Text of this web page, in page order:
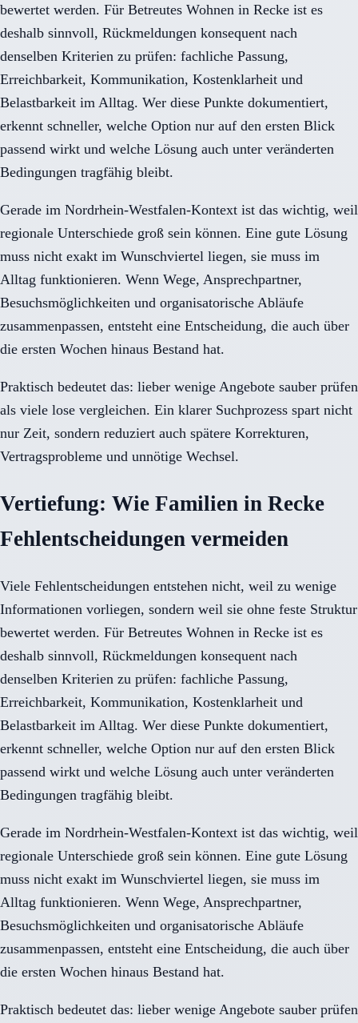
bewertet werden. Für Betreutes Wohnen in Recke ist es
deshalb sinnvoll, Rückmeldungen konsequent nach
denselben Kriterien zu prüfen: fachliche Passung,
Erreichbarkeit, Kommunikation, Kostenklarheit und
Belastbarkeit im Alltag. Wer diese Punkte dokumentiert,
erkennt schneller, welche Option nur auf den ersten Blick
passend wirkt und welche Lösung auch unter veränderten
Bedingungen tragfähig bleibt.
Gerade im Nordrhein-Westfalen-Kontext ist das wichtig, weil
regionale Unterschiede groß sein können. Eine gute Lösung
muss nicht exakt im Wunschviertel liegen, sie muss im
Alltag funktionieren. Wenn Wege, Ansprechpartner,
Besuchsmöglichkeiten und organisatorische Abläufe
zusammenpassen, entsteht eine Entscheidung, die auch über
die ersten Wochen hinaus Bestand hat.
Praktisch bedeutet das: lieber wenige Angebote sauber prüfen
als viele lose vergleichen. Ein klarer Suchprozess spart nicht
nur Zeit, sondern reduziert auch spätere Korrekturen,
Vertragsprobleme und unnötige Wechsel.
Vertiefung: Wie Familien in Recke
Fehlentscheidungen vermeiden
Viele Fehlentscheidungen entstehen nicht, weil zu wenige
Informationen vorliegen, sondern weil sie ohne feste Struktur
bewertet werden. Für Betreutes Wohnen in Recke ist es
deshalb sinnvoll, Rückmeldungen konsequent nach
denselben Kriterien zu prüfen: fachliche Passung,
Erreichbarkeit, Kommunikation, Kostenklarheit und
Belastbarkeit im Alltag. Wer diese Punkte dokumentiert,
erkennt schneller, welche Option nur auf den ersten Blick
passend wirkt und welche Lösung auch unter veränderten
Bedingungen tragfähig bleibt.
Gerade im Nordrhein-Westfalen-Kontext ist das wichtig, weil
regionale Unterschiede groß sein können. Eine gute Lösung
muss nicht exakt im Wunschviertel liegen, sie muss im
Alltag funktionieren. Wenn Wege, Ansprechpartner,
Besuchsmöglichkeiten und organisatorische Abläufe
zusammenpassen, entsteht eine Entscheidung, die auch über
die ersten Wochen hinaus Bestand hat.
Praktisch bedeutet das: lieber wenige Angebote sauber prüfen